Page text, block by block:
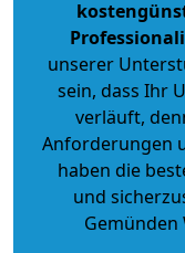
unserer
sein, dass Ihr
verläuft,
Anforderungen
haben die
und